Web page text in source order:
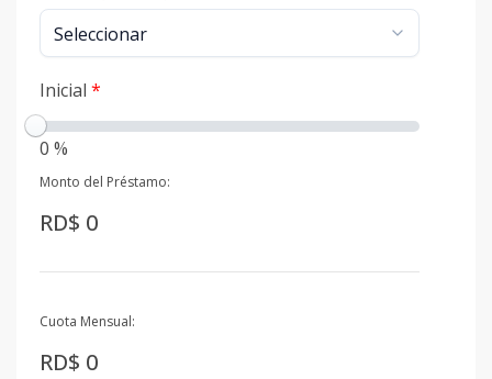
Inicial *
0 %
Monto del Préstamo:
RD$ 0
Cuota Mensual:
RD$ 0